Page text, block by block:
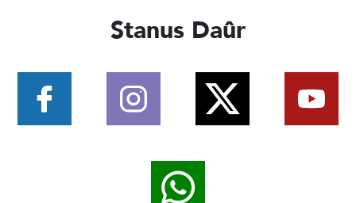
Stanus Daûr